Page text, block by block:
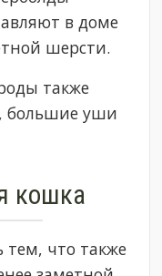
в доме
шерсти.
также
большие уши
кошка
тем, что также